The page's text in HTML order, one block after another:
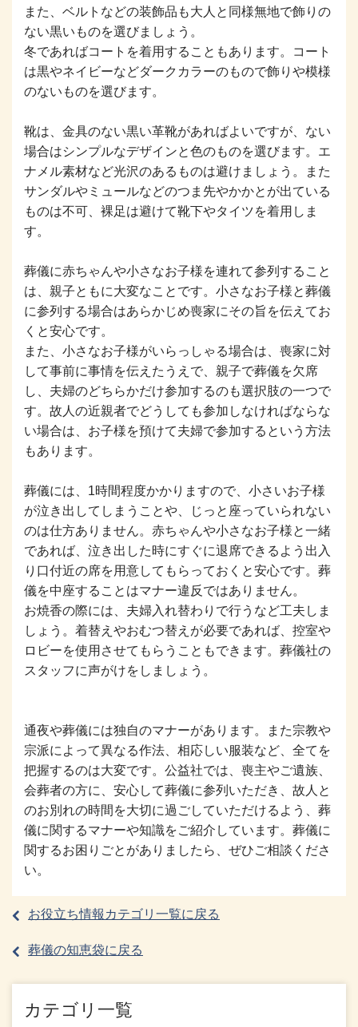
また、ベルトなどの装飾品も大人と同様無地で飾りの
ない黒いものを選びましょう。
冬であればコートを着用することもあります。コート
は黒やネイビーなどダークカラーのもので飾りや模様
のないものを選びます。
靴は、金具のない黒い革靴があればよいですが、ない
場合はシンプルなデザインと色のものを選びます。エ
ナメル素材など光沢のあるものは避けましょう。また
サンダルやミュールなどのつま先やかかとが出ている
ものは不可、裸足は避けて靴下やタイツを着用しま
す。
葬儀に赤ちゃんや小さなお子様を連れて参列すること
は、親子ともに大変なことです。小さなお子様と葬儀
に参列する場合はあらかじめ喪家にその旨を伝えてお
くと安心です。
また、小さなお子様がいらっしゃる場合は、喪家に対
して事前に事情を伝えたうえで、親子で葬儀を欠席
し、夫婦のどちらかだけ参加するのも選択肢の一つで
す。故人の近親者でどうしても参加しなければならな
い場合は、お子様を預けて夫婦で参加するという方法
もあります。
葬儀には、1時間程度かかりますので、小さいお子様
が泣き出してしまうことや、じっと座っていられない
のは仕方ありません。赤ちゃんや小さなお子様と一緒
であれば、泣き出した時にすぐに退席できるよう出入
り口付近の席を用意してもらっておくと安心です。葬
儀を中座することはマナー違反ではありません。
お焼香の際には、夫婦入れ替わりで行うなど工夫しま
しょう。着替えやおむつ替えが必要であれば、控室や
ロビーを使用させてもらうこともできます。葬儀社の
スタッフに声がけをしましょう。
通夜や葬儀には独自のマナーがあります。また宗教や
宗派によって異なる作法、相応しい服装など、全てを
把握するのは大変です。公益社では、喪主やご遺族、
会葬者の方に、安心して葬儀に参列いただき、故人と
のお別れの時間を大切に過ごしていただけるよう、葬
儀に関するマナーや知識をご紹介しています。葬儀に
関するお困りごとがありましたら、ぜひご相談くださ
い。
お役立ち情報カテゴリ一覧に戻る
葬儀の知恵袋に戻る
カテゴリ一覧